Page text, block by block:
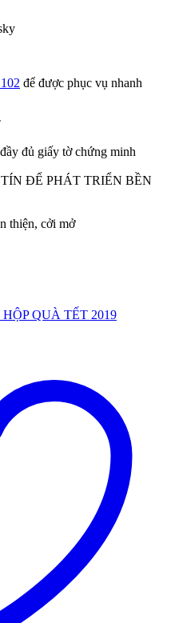
để được phục vụ nhanh
đủ giấy tờ chứng minh
TÍN ĐỂ PHÁT TRIỂN BỀN
thiện, cởi mở